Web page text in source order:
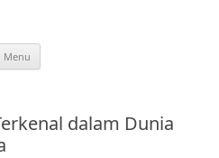
Menu
dalam Dunia